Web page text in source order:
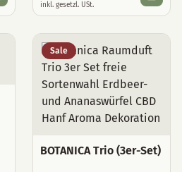
inkl. gesetzl. USt.
Sale
BOTANICA Trio (3er-Set)